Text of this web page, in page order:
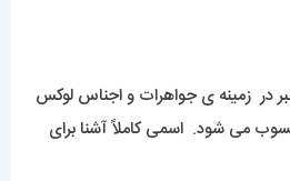
در زمینه ی جواهرات و اجناس لوکس
می شود. اسمی کاملاً آشنا برای